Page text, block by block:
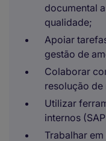
documental
qualidade;
Apoiar
gestão de
Colaborar
resolução
Utilizar
internos
Trabalhar